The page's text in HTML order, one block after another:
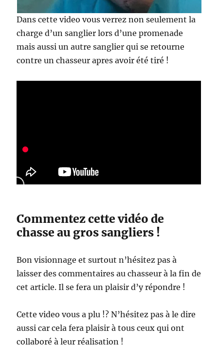
Dans cette video vous verrez non seulement la
charge d’un sanglier lors d’une promenade
mais aussi un autre sanglier qui se retourne
contre un chasseur apres avoir été tiré !
Commentez cette vidéo de
chasse au gros sangliers !
Bon visionnage et surtout n’hésitez pas à
laisser des commentaires au chasseur à la fin de
cet article. Il se fera un plaisir d’y répondre !
Cette video vous a plu !? N’hésitez pas à le dire
aussi car cela fera plaisir à tous ceux qui ont
collaboré à leur réalisation !